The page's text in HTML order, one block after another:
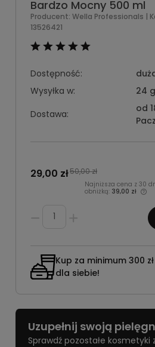
Bardzo Mocny 500 ml
Producent: Wella Professionals |
13526421
Dostępność:
Wysyłka w:
24
Dostawa:
od
29,00 zł50,00 zł
Najniższa cena z 30
obniżką: 39,00 zł
Kup za minimum 300
dla siebie!
Uzupełnij swoją
Sprawdź pozostałe kosmetyki